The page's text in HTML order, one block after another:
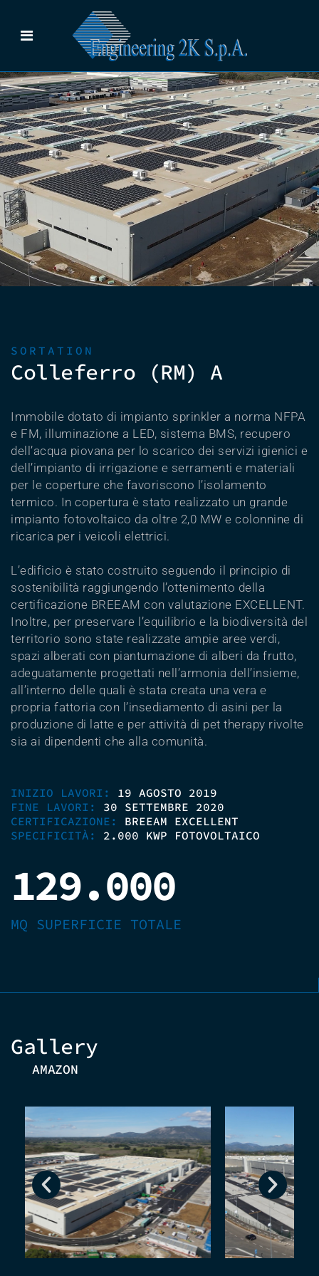
SORTATION
Colleferro (RM) A
Immobile dotato di impianto sprinkler a norma NFPA
e FM, illuminazione a LED, sistema BMS, recupero
dell’acqua piovana per lo scarico dei servizi igienici e
dell’impianto di irrigazione e serramenti e materiali
per le coperture che favoriscono l’isolamento
termico. In copertura è stato realizzato un grande
impianto fotovoltaico da oltre 2,0 MW e colonnine di
ricarica per i veicoli elettrici.
L’edificio è stato costruito seguendo il principio di
sostenibilità raggiungendo l’ottenimento della
certificazione BREEAM con valutazione EXCELLENT.
Inoltre, per preservare l’equilibrio e la biodiversità del
territorio sono state realizzate ampie aree verdi,
spazi alberati con piantumazione di alberi da frutto,
adeguatamente progettati nell’armonia dell’insieme,
all’interno delle quali è stata creata una vera e
propria fattoria con l’insediamento di asini per la
produzione di latte e per attività di pet therapy rivolte
sia ai dipendenti che alla comunità.
INIZIO LAVORI: 19 AGOSTO 2019
FINE LAVORI: 30 SETTEMBRE 2020
CERTIFICAZIONE: BREEAM EXCELLENT
SPECIFICITÀ: 2.000 KWP FOTOVOLTAICO
MQ SUPERFICIE TOTALE
129.000
Gallery
AMAZON